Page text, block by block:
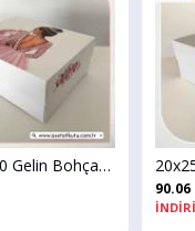
20x25x10